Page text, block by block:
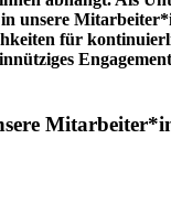
unsere
für